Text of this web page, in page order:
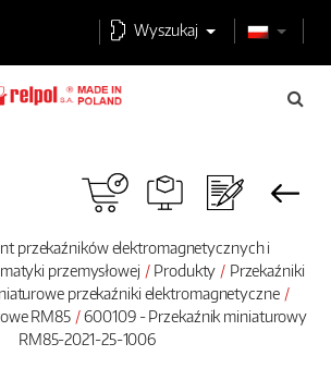
Wyszukaj
przekaźników elektromagnetycznych i
przemysłowej
Produkty
Przekaźniki
przekaźniki elektromagnetyczne
RM85
600109 - Przekaźnik miniaturowy
RM85-2021-25-1006